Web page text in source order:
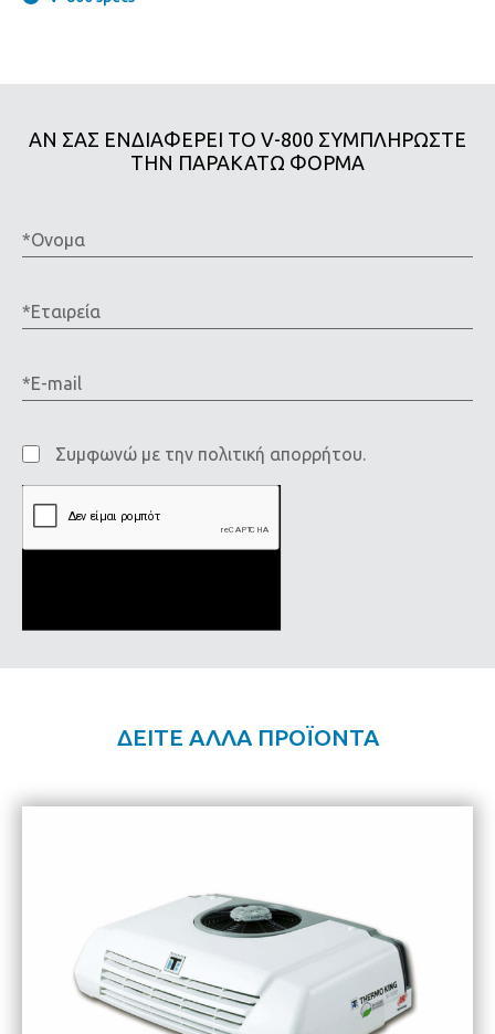
ΑΝ ΣΑΣ ΕΝΔΙΑΦΕΡΕΙ ΤΟ V-800 ΣΥΜΠΛΗΡΩΣΤΕ
ΤΗΝ ΠΑΡΑΚΑΤΩ ΦΟΡΜΑ
Συμφωνώ
με
απορρήτου
Συμφωνώ με την πολιτική απορρήτου.
ΔΕΙΤΕ ΑΛΛΑ ΠΡΟΪΟΝΤΑ